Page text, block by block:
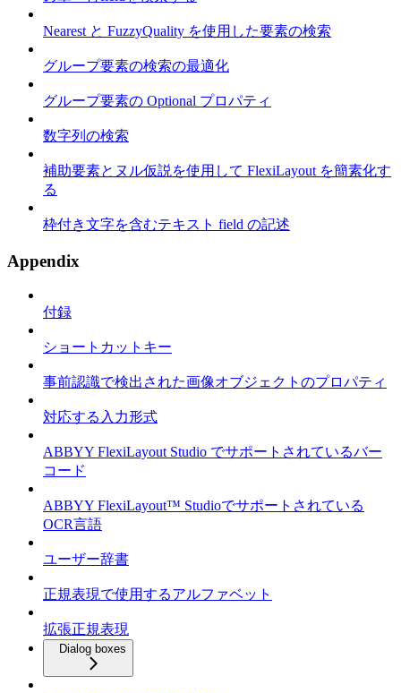
Nearest と FuzzyQuality を使用した要素の検索
グループ要素の検索の最適化
グループ要素の Optional プロパティ
数字列の検索
補助要素とヌル仮説を使用して FlexiLayout を簡素化す
る
枠付き文字を含むテキスト field の記述
Appendix
付録
ショートカットキー
事前認識で検出された画像オブジェクトのプロパティ
対応する入力形式
ABBYY FlexiLayout Studio でサポートされているバー
コード
ABBYY FlexiLayout™ Studioでサポートされている
OCR言語
ユーザー辞書
正規表現で使用するアルファベット
拡張正規表現
Dialog boxes